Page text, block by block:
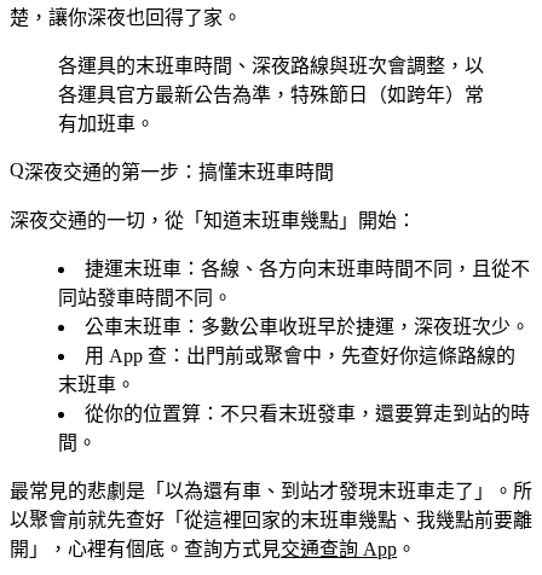
楚，讓你深夜也回得了家。
各運具的末班車時間、深夜路線與班次會調整，以
各運具官方最新公告為準，特殊節日（如跨年）常
有加班車。
深夜交通的第一步：搞懂末班車時間
深夜交通的一切，從「知道末班車幾點」開始：
捷運末班車 ：各線、各方向末班車時間不同，且從不
同站發車時間不同。
公車末班車 ：多數公車收班早於捷運，深夜班次少。
用 App 查 ：出門前或聚會中，先查好你這條路線的
末班車。
從你的位置算 ：不只看末班發車，還要算走到站的時
間。
最常見的悲劇是「以為還有車、到站才發現末班車走了」。所
以聚會前就先查好「從這裡回家的末班車幾點、我幾點前要離
開」，心裡有個底。查詢方式見交通查詢 App 。